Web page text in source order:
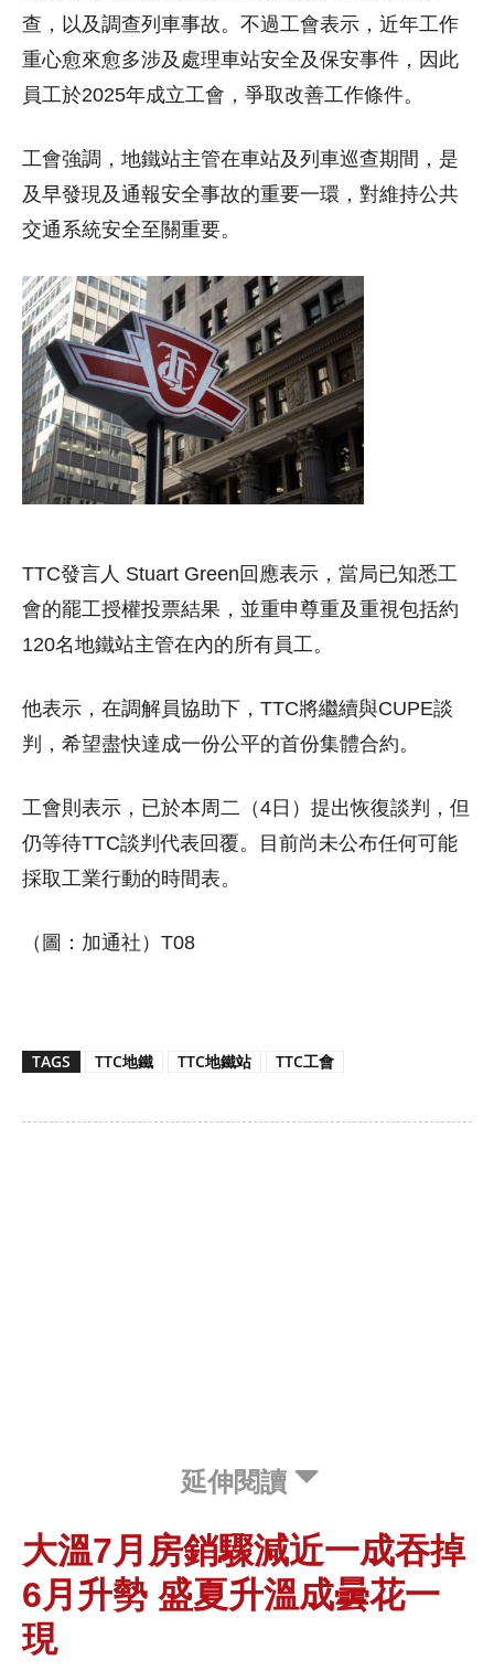
查，以及調查列車事故。不過工會表示，近年工作
重心愈來愈多涉及處理車站安全及保安事件，因此
員工於2025年成立工會，爭取改善工作條件。
工會強調，地鐵站主管在車站及列車巡查期間，是
及早發現及通報安全事故的重要一環，對維持公共
交通系統安全至關重要。
TTC發言人 Stuart Green回應表示，當局已知悉工
會的罷工授權投票結果，並重申尊重及重視包括約
120名地鐵站主管在內的所有員工。
他表示，在調解員協助下，TTC將繼續與CUPE談
判，希望盡快達成一份公平的首份集體合約。
工會則表示，已於本周二（4日）提出恢復談判，但
仍等待TTC談判代表回覆。目前尚未公布任何可能
採取工業行動的時間表。
（圖：加通社）T08
TAGS TTC地鐵 TTC地鐵站 TTC工會
延伸閱讀
大溫7月房銷驟減近一成吞掉
6月升勢 盛夏升溫成曇花一
現